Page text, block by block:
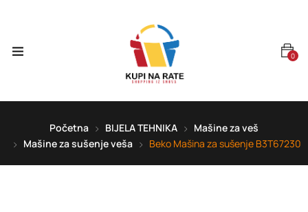
0
Početna BIJELA TEHNIKA
Mašine za veš
Mašine za sušenje veša
Beko Mašina za sušenje B3T67230